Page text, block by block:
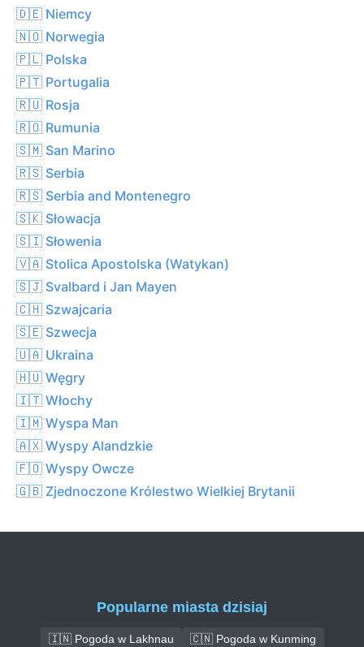
🇩🇪 Niemcy
🇳🇴 Norwegia
🇵🇱 Polska
🇵🇹 Portugalia
🇷🇺 Rosja
🇷🇴 Rumunia
🇸🇲 San Marino
🇷🇸 Serbia
🇷🇸 Serbia and Montenegro
🇸🇰 Słowacja
🇸🇮 Słowenia
🇻🇦 Stolica Apostolska (Watykan)
🇸🇯 Svalbard i Jan Mayen
🇨🇭 Szwajcaria
🇸🇪 Szwecja
🇺🇦 Ukraina
🇭🇺 Węgry
🇮🇹 Włochy
🇮🇲 Wyspa Man
🇦🇽 Wyspy Alandzkie
🇫🇴 Wyspy Owcze
🇬🇧 Zjednoczone Królestwo Wielkiej Brytanii
Popularne miasta dzisiaj
🇮🇳 Pogoda w Lakhnau
🇨🇳 Pogoda w Kunming